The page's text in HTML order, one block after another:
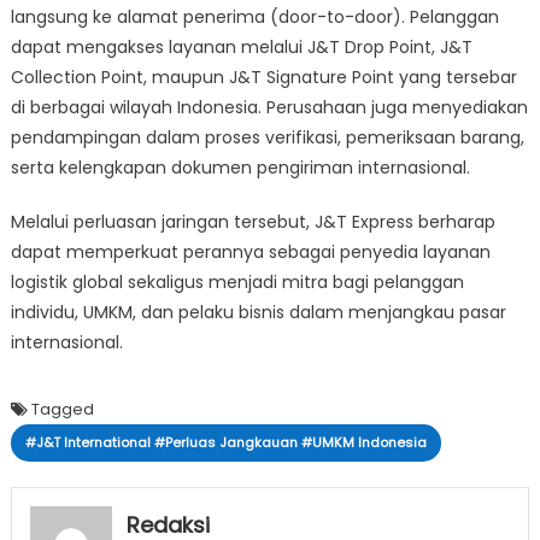
langsung ke alamat penerima (door-to-door). Pelanggan
dapat mengakses layanan melalui J&T Drop Point, J&T
Collection Point, maupun J&T Signature Point yang tersebar
di berbagai wilayah Indonesia. Perusahaan juga menyediakan
pendampingan dalam proses verifikasi, pemeriksaan barang,
serta kelengkapan dokumen pengiriman internasional.
Melalui perluasan jaringan tersebut, J&T Express berharap
dapat memperkuat perannya sebagai penyedia layanan
logistik global sekaligus menjadi mitra bagi pelanggan
individu, UMKM, dan pelaku bisnis dalam menjangkau pasar
internasional.
Tagged
#J&T International #Perluas Jangkauan #UMKM Indonesia
Redaksi